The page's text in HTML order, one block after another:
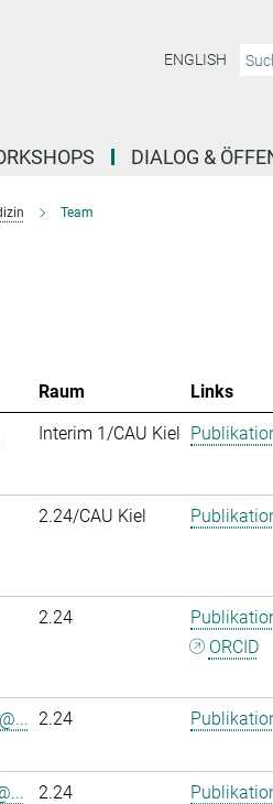
ENGLISH
DIALOG &
Team
Raum
Links
Interim 1/CAU Kiel
2.24/CAU Kiel
2.24
ORCID
2.24
2.24